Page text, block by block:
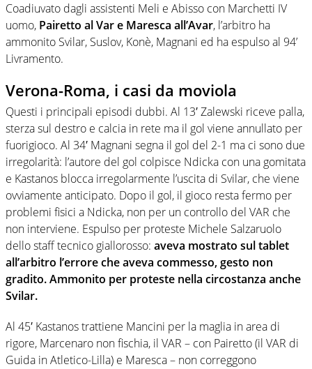
Coadiuvato dagli assistenti Meli e Abisso con Marchetti IV
uomo, Pairetto al Var e Maresca all’Avar, l’arbitro ha
ammonito Svilar, Suslov, Konè, Magnani ed ha espulso al 94’
Livramento.
Verona-Roma, i casi da moviola
Questi i principali episodi dubbi. Al 13′ Zalewski riceve palla,
sterza sul destro e calcia in rete ma il gol viene annullato per
fuorigioco. Al 34′ Magnani segna il gol del 2-1 ma ci sono due
irregolarità: l’autore del gol colpisce Ndicka con una gomitata
e Kastanos blocca irregolarmente l’uscita di Svilar, che viene
ovviamente anticipato. Dopo il gol, il gioco resta fermo per
problemi fisici a Ndicka, non per un controllo del VAR che
non interviene. Espulso per proteste Michele Salzaruolo
dello staff tecnico giallorosso: aveva mostrato sul tablet
all’arbitro l’errore che aveva commesso, gesto non
gradito. Ammonito per proteste nella circostanza anche
Svilar.
Al 45′ Kastanos trattiene Mancini per la maglia in area di
rigore, Marcenaro non fischia, il VAR – con Pairetto (il VAR di
Guida in Atletico-Lilla) e Maresca – non correggono